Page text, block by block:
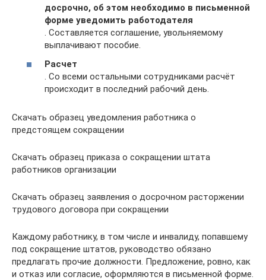
досрочно, об этом необходимо в письменной
форме уведомить работодателя
. Составляется соглашение, увольняемому
выплачивают пособие.
Расчет
. Со всеми остальными сотрудниками расчёт
происходит в последний рабочий день.
Скачать образец уведомления работника о
предстоящем сокращении
Скачать образец приказа о сокращении штата
работников организации
Скачать образец заявления о досрочном расторжении
трудового договора при сокращении
Каждому работнику, в том числе и инвалиду, попавшему
под сокращение штатов, руководство обязано
предлагать прочие должности. Предложение, ровно, как
и отказ или согласие, оформляются в письменной форме.